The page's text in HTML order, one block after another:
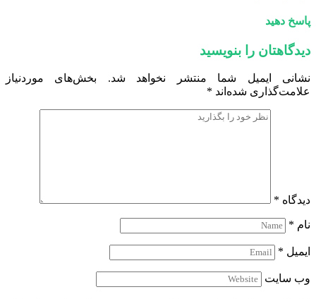
پاسخ دهید
دیدگاهتان را بنویسید
نشانی ایمیل شما منتشر نخواهد شد.
بخش‌های موردنیاز
علامت‌گذاری شده‌اند *
دیدگاه *
نام *
ایمیل *
وب‌ سایت